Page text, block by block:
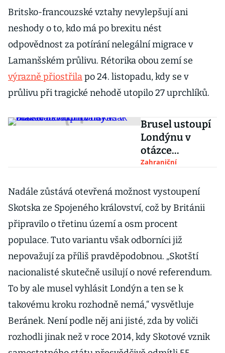
Britsko-francouzské vztahy nevylepšují ani
neshody o to, kdo má po brexitu nést
odpovědnost za potírání nelegální migrace v
Lamanšském průlivu. Rétorika obou zemí se
výrazně přiostřilapo 24. listopadu, kdy se v
průlivu při tragické nehodě utopilo 27 uprchlíků.
Brusel ustoupí
Londýnu v
otázce
Severního
obchodní války
však zůstává
Zahraniční
Nadále zůstává otevřená možnost vystoupení
Skotska ze Spojeného království, což by Británii
připravilo o třetinu území a osm procent
populace. Tuto variantu však odborníci již
nepovažují za příliš pravděpodobnou. „Skotští
nacionalisté skutečně usilují o nové referendum.
To by ale musel vyhlásit Londýn a ten se k
takovému kroku rozhodně nemá,“ vysvětluje
Beránek. Není podle něj ani jisté, zda by voliči
rozhodli jinak než v roce 2014, kdy Skotové vznik